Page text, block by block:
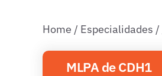
Home / Especialidades /
MLPA de CDH1